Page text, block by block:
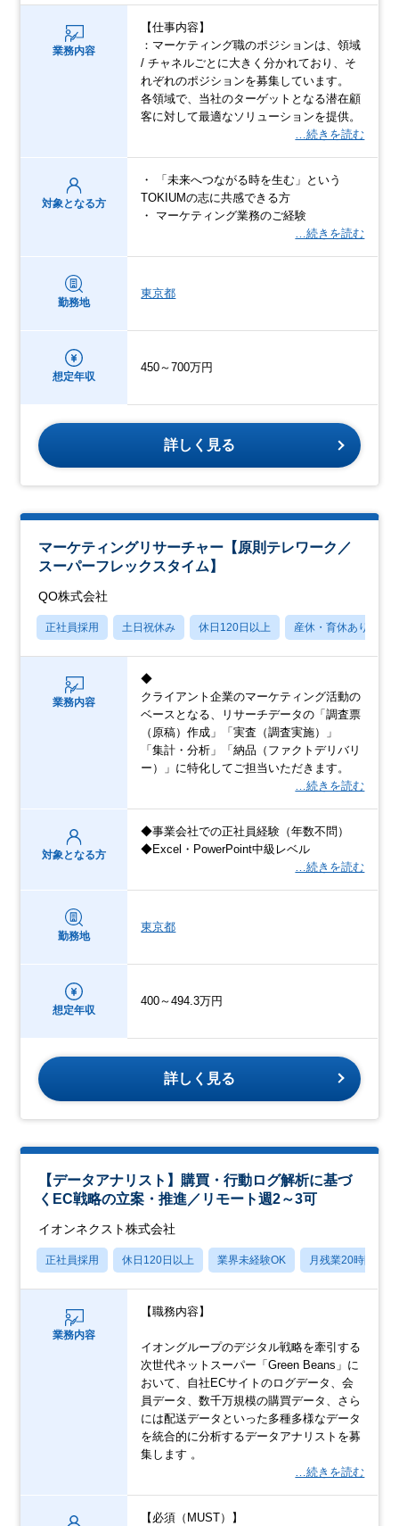
業務内容
【仕事内容】
：マーケティング職のポジションは、領域
/ チャネルごとに大きく分かれており、そ
れぞれのポジションを募集しています。
各領域で、当社のターゲットとなる潜在顧
客に対して最適なソリューションを提供。
…続きを読む
対象となる方
・ 「未来へつながる時を生む」という
TOKIUMの志に共感できる方
・ マーケティング業務のご経験
…続きを読む
勤務地
東京都
想定年収
450～700万円
詳しく見る
マーケティングリサーチャー【原則テレワーク／
スーパーフレックスタイム】
QO株式会社
正社員採用 土日祝休み 休日120日以上 産休・育休あり
業務内容
◆
クライアント企業のマーケティング活動の
ベースとなる、リサーチデータの「調査票
（原稿）作成」「実査（調査実施）」
「集計・分析」「納品（ファクトデリバリ
ー）」に特化してご担当いただきます。
…続きを読む
対象となる方
◆事業会社での正社員経験（年数不問）
◆Excel・PowerPoint中級レベル
…続きを読む
勤務地
東京都
想定年収
400～494.3万円
詳しく見る
【データアナリスト】購買・行動ログ解析に基づ
くEC戦略の立案・推進／リモート週2～3可
イオンネクスト株式会社
正社員採用 休日120日以上 業界未経験OK 月残業20時間以内
業務内容
【職務内容】
イオングループのデジタル戦略を牽引する
次世代ネットスーパー「Green Beans」に
おいて、自社ECサイトのログデータ、会
員データ、数千万規模の購買データ、さら
には配送データといった多種多様なデータ
を統合的に分析するデータアナリストを募
集します 。
…続きを読む
【必須（MUST）】